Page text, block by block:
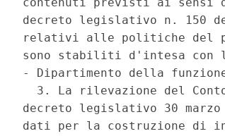
decreto legislativo n. 150
relativi alle politiche del
sono stabiliti d'intesa con
- Dipartimento della
3. La rilevazione del
decreto legislativo 30
dati per la costruzione di